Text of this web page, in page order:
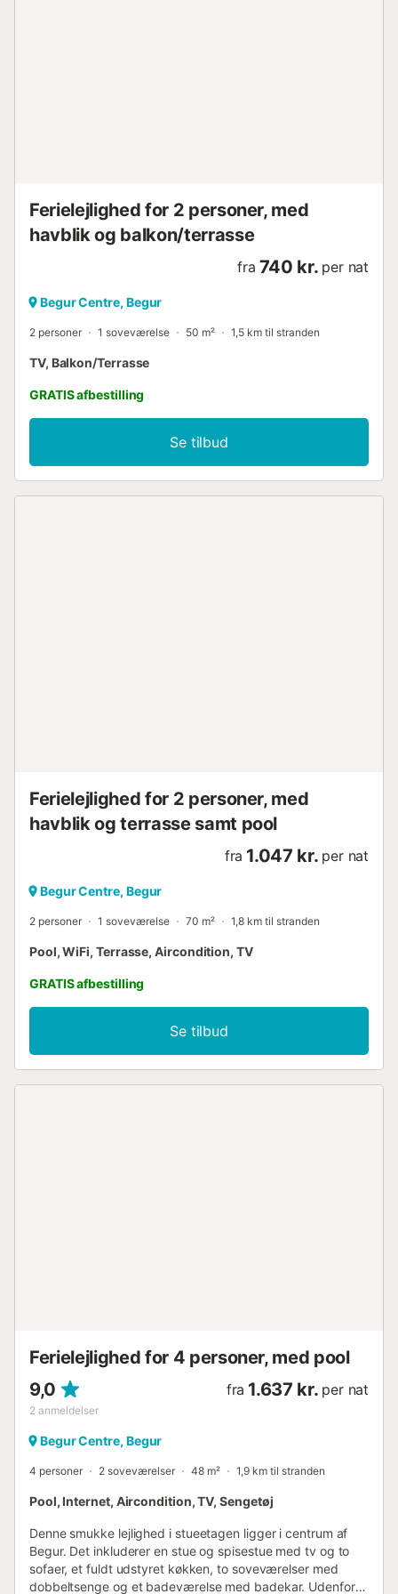
Ferielejlighed for 2 personer, med
havblik og balkon/terrasse
fra 740 kr. per nat
Begur Centre, Begur
2 personer 1 soveværelse 50 m² 1,5 km til stranden
TV, Balkon/Terrasse
GRATIS afbestilling
Se tilbud
Ferielejlighed for 2 personer, med
havblik og terrasse samt pool
fra 1.047 kr. per nat
Begur Centre, Begur
2 personer 1 soveværelse 70 m² 1,8 km til stranden
Pool, WiFi, Terrasse, Aircondition, TV
GRATIS afbestilling
Se tilbud
Ferielejlighed for 4 personer, med pool
9,0
2 anmeldelser
fra 1.637 kr. per nat
Begur Centre, Begur
4 personer 2 soveværelser 48 m² 1,9 km til stranden
Pool, Internet, Aircondition, TV, Sengetøj
Denne smukke lejlighed i stueetagen ligger i centrum af
Begur. Det inkluderer en stue og spisestue med tv og to
sofaer, et fuldt udstyret køkken, to soveværelser med
dobbeltsenge og et badeværelse med badekar. Udenfor